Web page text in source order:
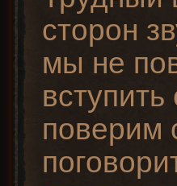
сторон
мы не
поверим